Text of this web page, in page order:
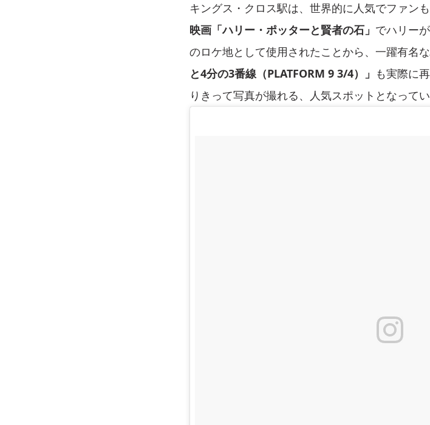
キングス・クロス駅は、世界的に人気でファン
映画「ハリー・ポッターと賢者の石」 でハリー
のロケ地として使用されたことから、一躍有名
と4分の3番線（PLATFORM 9 3/4）」 も実際に
りきって写真が撮れる、人気スポットとなってい